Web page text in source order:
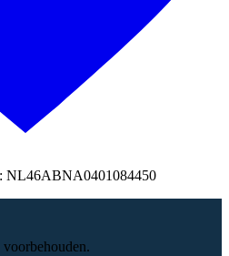
NL46ABNA0401084450